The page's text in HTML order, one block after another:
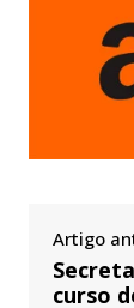
Artigo
curso